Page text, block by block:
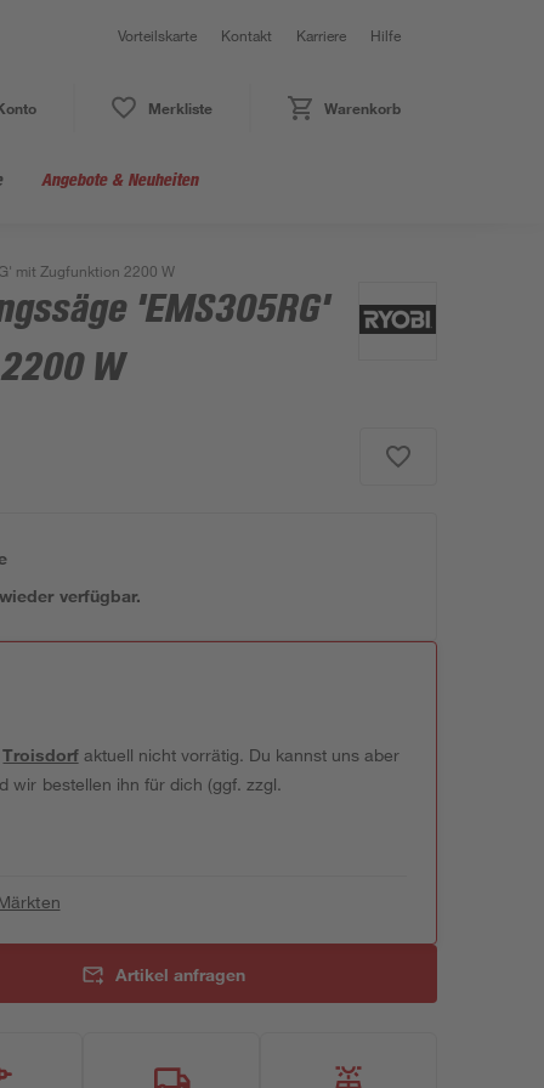
Vorteilskarte Kontakt Karriere Hilfe
Merkliste Warenkorb
Angebote & Neuheiten
mit Zugfunktion 2200 W
'EMS305RG'
W
verfügbar.
Troisdorfaktuell nicht vorrätig. Du kannst uns aber
wir bestellen ihn für dich (ggf. zzgl.
Artikel anfragen